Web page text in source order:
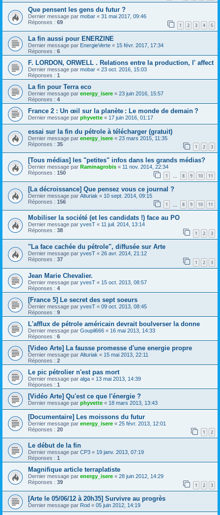
Que pensent les gens du futur ?
Dernier message par mobar « 31 mai 2017, 09:46
Réponses : 69 1 2 3 4 5
La fin aussi pour ENERZINE
Dernier message par EnergieVerte « 15 févr. 2017, 17:34
Réponses : 6
F. LORDON, ORWELL . Relations entre la production, l' affect
Dernier message par mobar « 23 oct. 2016, 15:03
Réponses : 1
La fin pour Terra eco
Dernier message par energy_isere « 23 juin 2016, 15:57
Réponses : 4
France 2 : Un œil sur la planète : Le monde de demain ?
Dernier message par phyvette « 17 juin 2016, 01:17
essai sur la fin du pétrole à télécharger (gratuit)
Dernier message par energy_isere « 23 mars 2015, 11:35
Réponses : 35 1 2 3
[Tous médias] les "petites" infos dans les grands médias?
Dernier message par Raminagrobis « 11 nov. 2014, 22:34
Réponses : 150 1 … 8 9 10 11
[La décroissance] Que pensez vous ce journal ?
Dernier message par Alturiak « 10 sept. 2014, 09:15
Réponses : 156 1 8 9 10 11
Mobiliser la société (et les candidats !) face au PO
Dernier message par yvesT « 11 juil. 2014, 13:14
Réponses : 38 1 2 3
"La face cachée du pétrole", diffusée sur Arte
Dernier message par yvesT « 26 avr. 2014, 21:12
Réponses : 37 1 2 3
Jean Marie Chevalier.
Dernier message par yvesT « 15 oct. 2013, 08:57
Réponses : 4
[France 5] Le secret des sept soeurs
Dernier message par yvesT « 09 oct. 2013, 08:45
Réponses : 9
L'afflux de pétrole américain devrait boulverser la donne
Dernier message par Goupil666 « 16 mai 2013, 14:33
Réponses : 6
[Video Arte] La fausse promesse d'une energie propre
Dernier message par Alturiak « 15 mai 2013, 22:11
Réponses : 2
Le pic pétrolier n'est pas mort
Dernier message par alga « 13 mai 2013, 14:39
Réponses : 1
[Vidéo Arte] Qu'est ce que l'énergie ?
Dernier message par phyvette « 18 mars 2013, 13:43
[Documentaire] Les moissons du futur
Dernier message par energy_isere « 25 févr. 2013, 12:01
Réponses : 20 1 2
Le début de la fin
Dernier message par CP3 « 19 janv. 2013, 07:19
Réponses : 1
Magnifique article terraplatiste
Dernier message par energy_isere « 28 juin 2012, 14:29
Réponses : 39 1 2 3
[Arte le 05/06/12 à 20h35] Survivre au progrès
Dernier message par Rod « 05 juin 2012, 14:19